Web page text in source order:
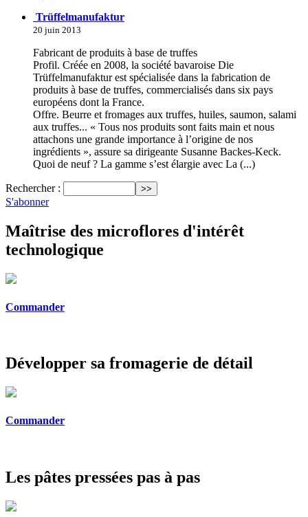
Trüffelmanufaktur
20 juin 2013
Fabricant de produits à base de truffes
Profil. Créée en 2008, la société bavaroise Die
Trüffelmanufaktur est spécialisée dans la fabrication de
produits à base de truffes, commercialisés dans six pays
européens dont la France.
Offre. Beurre et fromages aux truffes, huiles, saumon, salami
aux truffes... « Tous nos produits sont faits main et nous
attachons une grande importance à l’origine de nos
ingrédients », assure sa dirigeante Susanne Backes-Keck.
Quoi de neuf ? La gamme s’est élargie avec La (...)
Rechercher :
S'abonner
Maîtrise des microflores d'intérêt
technologique
Commander
Développer sa fromagerie de détail
Commander
Les pâtes pressées pas à pas